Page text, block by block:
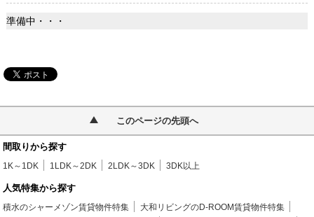
準備中・・・
このページの先頭へ
間取りから探す
1K～1DK 1LDK～2DK 2LDK～3DK 3DK以上
人気特集から探す
積水のシャーメゾン賃貸物件特集
大和リビングのD-ROOM賃貸物件特集